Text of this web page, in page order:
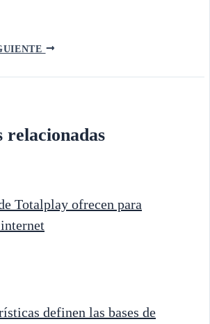
relacionadas
Totalplay ofrecen para
definen las bases de